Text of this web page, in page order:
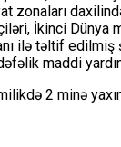
zonaları
İkinci Dünya
ilə təltif edilmiş
maddi
2 minə